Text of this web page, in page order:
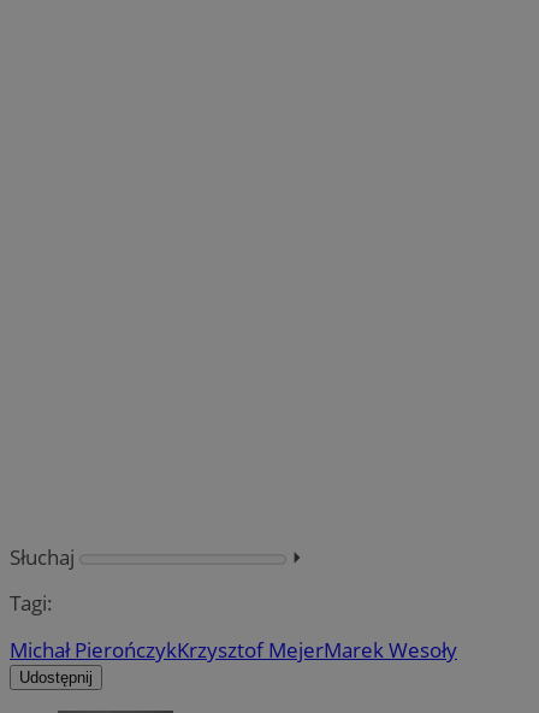
Słuchaj
⏵︎
Tagi:
Michał PierończykKrzysztof MejerMarek Wesoły
Udostępnij